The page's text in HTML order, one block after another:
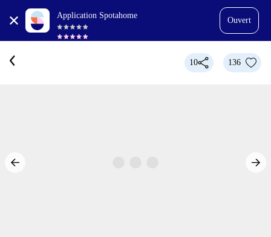
Application Spotahome
Ouvert
10 136